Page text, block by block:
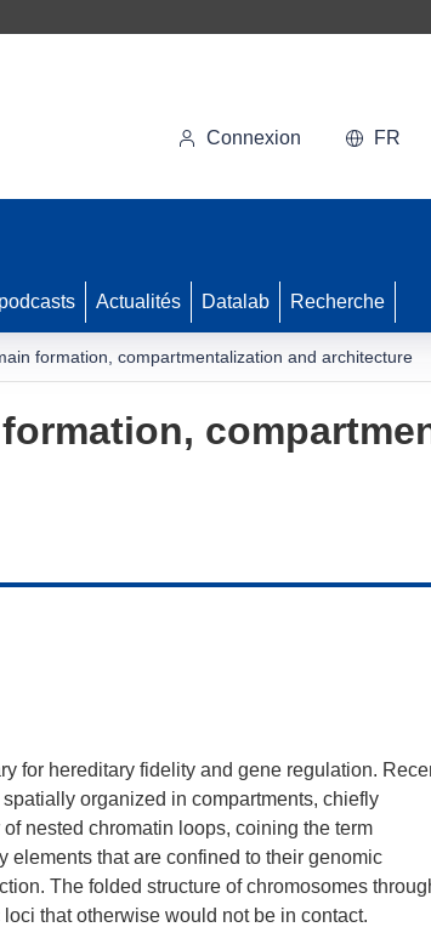
Connexion FR
Actualités Datalab Recherche
formation, compartmentalization and architecture
for hereditary fidelity and gene regulation.
organized in compartments, chiefly
nested chromatin loops, coining the term
elements that are confined to their genomic
The folded structure of chromosomes
that otherwise would not be in contact.